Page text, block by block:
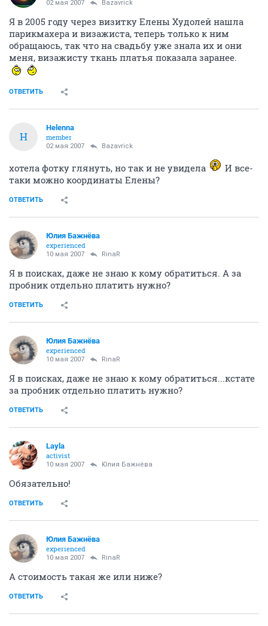
02 мая 2007 Bazavrick
Я в 2005 году через визитку Елены Худолей нашла
парикмахера и визажиста, теперь только к ним
обращаюсь, так что на свадьбу уже знала их и они
меня, визажисту ткань платья показала заранее.
ОТВЕТИТЬ
H
Helenna
member
02 мая 2007 Bazavrick
хотела фотку глянуть, но так и не увидела
И все-
таки можно координаты Елены?
ОТВЕТИТЬ
Юлия Бажнёва
experienced
10 мая 2007 RinaR
Я в поисках, даже не знаю к кому обратиться. А за
пробник отдельно платить нужно?
ОТВЕТИТЬ
Юлия Бажнёва
experienced
10 мая 2007 RinaR
Я в поисках, даже не знаю к кому обратиться...кстате
за пробник отдельно платить нужно?
ОТВЕТИТЬ
Layla
activist
10 мая 2007 Юлия Бажнёва
Обязательно!
ОТВЕТИТЬ
Юлия Бажнёва
experienced
10 мая 2007 RinaR
А стоимость такая же или ниже?
ОТВЕТИТЬ